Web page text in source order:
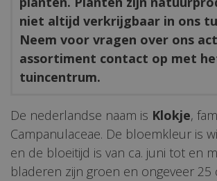
niet altijd verkrijgbaar in ons
Neem voor vragen over ons
assortiment contact op met
tuincentrum.
De nederlandse naam is Klokje,
Campanulaceae. De bloemkleur is
en de bloeitijd is van ca. juni tot en
bladeren zijn groen en ongeveer 25